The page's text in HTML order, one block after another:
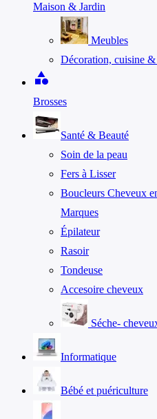
Maison & Jardin
Meubles
Décoration, cuisine &
category
Brosses
Santé & Beauté
Soin de la peau
Fers à Lisser
Boucleurs Cheveux
Marques
Épilateur
Rasoir
Tondeuse
Accesoire cheveux
Séche-
Informatique
Bébé et puériculture